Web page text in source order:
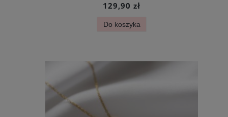
129,90 zł
Do koszyka